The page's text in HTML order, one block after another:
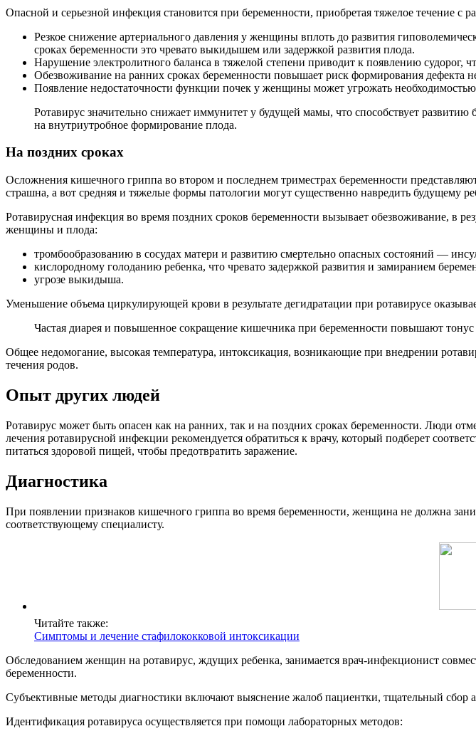
Опасной и серьезной инфекция становится при беременности, приобретая тяжелое течение с
Резкое снижение артериального давления у женщины вплоть до развития
сроках беременности это чревато выкидышем или задержкой развития плода.
Нарушение электролитного баланса в тяжелой степени приводит к появлению судорог,
Обезвоживание на ранних сроках беременности повышает риск формирования дефекта
Появление недостаточности функции почек у женщины может угрожать
Ротавирус значительно снижает иммунитет у будущей мамы, что способствует
на внутриутробное формирование плода.
На поздних сроках
Осложнения кишечного гриппа во втором и последнем триместрах беременности
страшна, а вот средняя и тяжелые формы патологии могут существенно навредить будущему
Ротавирусная инфекция во время поздних сроков беременности вызывает обезвоживание, в
женщины и плода:
тромбообразованию в сосудах матери и развитию смертельно опасных состояний —
кислородному голоданию ребенка, что чревато задержкой развития и замиранием
угрозе выкидыша.
Уменьшение объема циркулирующей крови в результате дегидратации при ротавирусе
Частая диарея и повышенное сокращение кишечника при беременности повышают
Общее недомогание, высокая температура, интоксикация, возникающие при внедрении
течения родов.
Опыт других людей
Ротавирус может быть опасен как на ранних, так и на поздних сроках беременности. Люди
лечения ротавирусной инфекции рекомендуется обратиться к врачу, который подберет
питаться здоровой пищей, чтобы предотвратить заражение.
Диагностика
При появлении признаков кишечного гриппа во время беременности, женщина не должна
соответствующему специалисту.
Читайте также:
Симптомы и лечение стафилококковой интоксикации
Обследованием женщин на ротавирус, ждущих ребенка, занимается врач-инфекционист
беременности.
Субъективные методы диагностики включают выяснение жалоб пациентки, тщательный сбор
Идентификация ротавируса осуществляется при помощи лабораторных методов: